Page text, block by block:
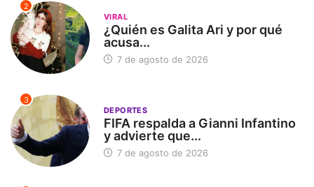
2
VIRAL
¿Quién es Galita Ari y por qué
acusa...
7 de agosto de 2026
3
DEPORTES
FIFA respalda a Gianni Infantino
y advierte que...
7 de agosto de 2026